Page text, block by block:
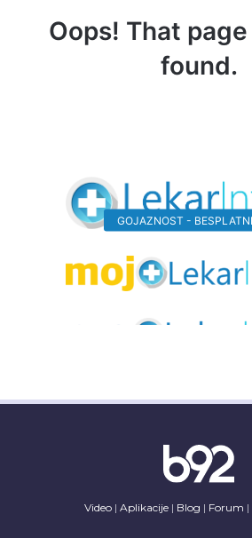
Video Aplikacije Blog Forum